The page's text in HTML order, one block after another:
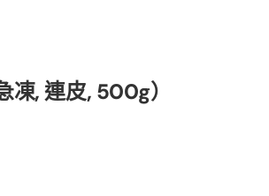
, 連皮, 500g）